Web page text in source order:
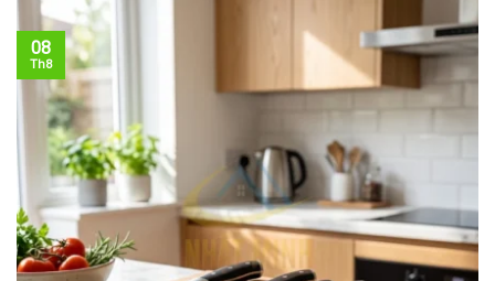
08
Th8